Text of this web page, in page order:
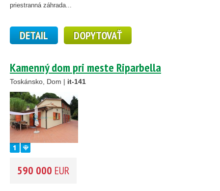
priestranná záhrada...
DETAIL DOPYTOVAŤ
Kamenný dom pri meste Riparbella
Toskánsko, Dom | it-141
590 000 EUR